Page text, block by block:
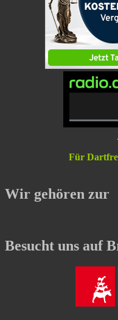
Für
Wir gehören zur
Besucht uns auf